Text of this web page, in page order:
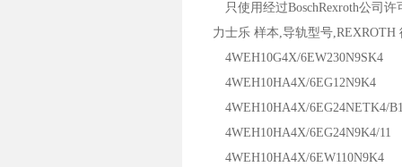
只使用经过BoschRexroth公司许
力士乐 样本,导轨型号
4WEH10G4X/6EW230N9SK4
4WEH10HA4X/6EG12N9K4
4WEH10HA4X/6EG24NETK4/
4WEH10HA4X/6EG24N9K4/11
4WEH10HA4X/6EW110N9K4